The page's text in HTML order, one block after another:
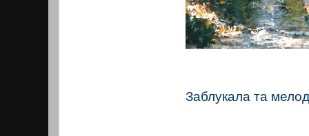
Заблукала та